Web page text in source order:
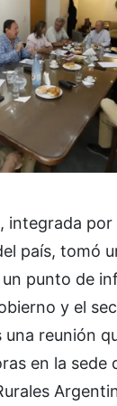
integrada
país, tomó
punto de
y el
una reunión
en la sede